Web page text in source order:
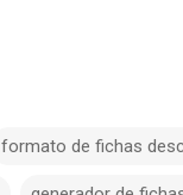
formato de fichas